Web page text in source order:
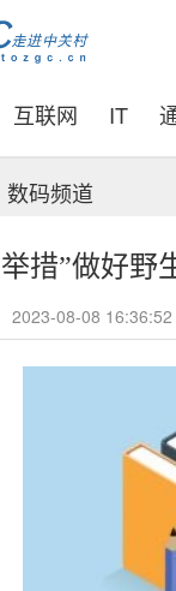
互联网 IT
数码频道
措”做好野
2023-08-08 16:36:52